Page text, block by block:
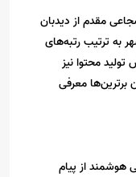
مقدم از دیدبان
به ترتیب رتبه‌های
محتوا نیز
برترین‌ها معرفی
هوشمند از پیام